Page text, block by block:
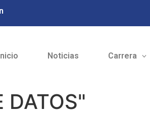
Inicio Noticias Carrera
DATOS"